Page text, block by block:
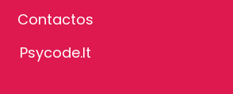
Contactos
Psycode.it